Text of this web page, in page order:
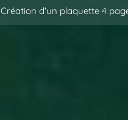
Création d'un plaquette 4